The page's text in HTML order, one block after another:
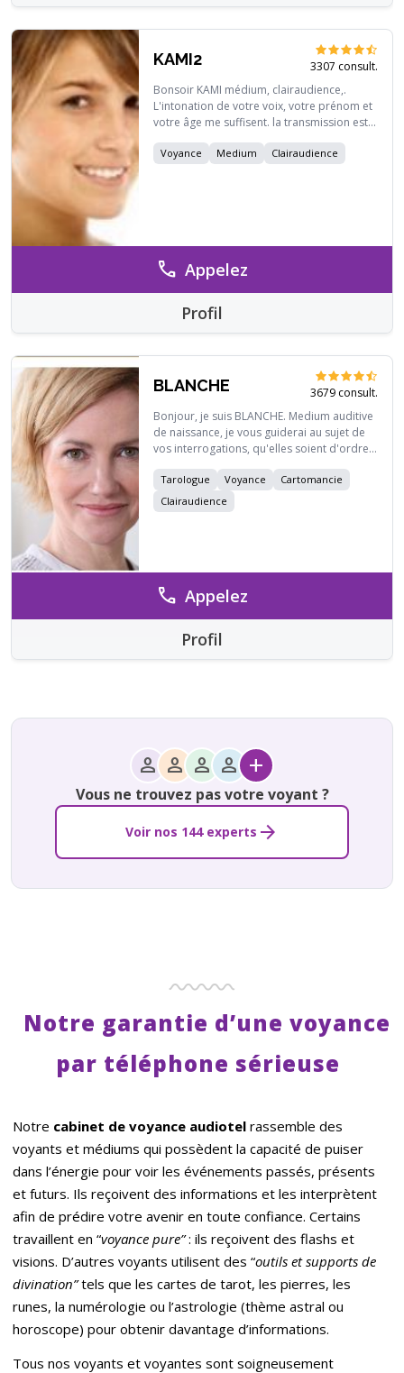
succès. Prenez ma main vous n'aurez que
de Franklin Delano Roosevelt
KAMI2
3307 consult.
Bonsoir KAMI médium, clairaudience,.
L'intonation de votre voix, votre prénom et
votre âge me suffisent. la transmission est
mon salon. Kami
Voyance Medium Clairaudience
call Appelez
Profil
BLANCHE
3679 consult.
Bonjour, je suis BLANCHE. Medium auditive
de naissance, je vous guiderai au sujet de
vos interrogations, qu'elles soient d'ordre
BLANCHE
Tarologue Voyance
Cartomancie
Clairaudience
call Appelez
Profil
person person person person add
Vous ne trouvez pas votre voyant ?
Voir nos 144 experts arrow_forward
Notre garantie d’une voyance
par téléphone sérieuse
Notre cabinet de voyance audiotel rassemble des
voyants et médiums qui possèdent la capacité de puiser
dans l’énergie pour voir les événements passés, présents
et futurs. Ils reçoivent des informations et les interprètent
afin de prédire votre avenir en toute confiance. Certains
travaillent en “voyance pure”: ils reçoivent des flashs et
visions. D’autres voyants utilisent des “outils et supports de
divination”tels que les cartes de tarot, les pierres, les
runes, la numérologie ou l’astrologie (thème astral ou
horoscope) pour obtenir davantage d’informations.
Tous nos voyants et voyantes sont soigneusement